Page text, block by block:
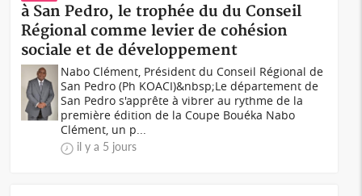
à San Pedro, le trophée du du Conseil
Régional comme levier de cohésion
sociale et de développement
Nabo Clément, Président du Conseil Régional de
San Pedro (Ph KOACI)&nbsp;Le département de
San Pedro s'apprête à vibrer au rythme de la
première édition de la Coupe Bouéka Nabo
Clément, un p...
il y a 5 jours